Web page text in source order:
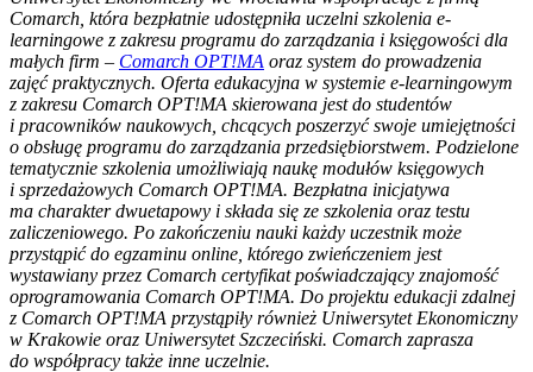
Comarch, która bezpłatnie udostępniła uczelni szkolenia e-
learningowe z zakresu programu do zarządzania i księgowości dla
małych firm – Comarch OPT!MA oraz system do prowadzenia
zajęć praktycznych. Oferta edukacyjna w systemie e-learningowym
z zakresu Comarch OPT!MA skierowana jest do studentów
i pracowników naukowych, chcących poszerzyć swoje umiejętności
o obsługę programu do zarządzania przedsiębiorstwem. Podzielone
tematycznie szkolenia umożliwiają naukę modułów księgowych
i sprzedażowych Comarch OPT!MA. Bezpłatna inicjatywa
ma charakter dwuetapowy i składa się ze szkolenia oraz testu
zaliczeniowego. Po zakończeniu nauki każdy uczestnik może
przystąpić do egzaminu online, którego zwieńczeniem jest
wystawiany przez Comarch certyfikat poświadczający znajomość
oprogramowania Comarch OPT!MA. Do projektu edukacji zdalnej
z Comarch OPT!MA przystąpiły również Uniwersytet Ekonomiczny
w Krakowie oraz Uniwersytet Szczeciński. Comarch zaprasza
do współpracy także inne uczelnie.